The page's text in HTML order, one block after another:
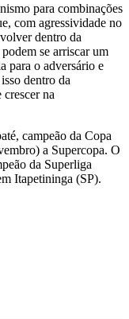
para combinações
com agressividade no
dentro da
se arriscar um
para o adversário e
dentro da
na
campeão da Copa
a Supercopa. O
da Superliga
Itapetininga (SP).